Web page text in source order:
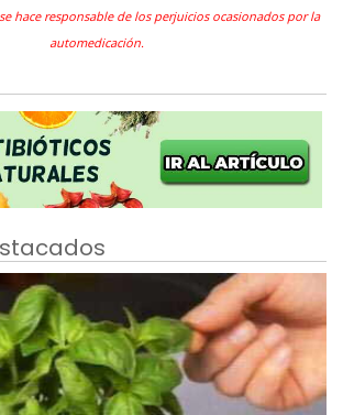
hace responsable de los perjuicios ocasionados por la
automedicación.